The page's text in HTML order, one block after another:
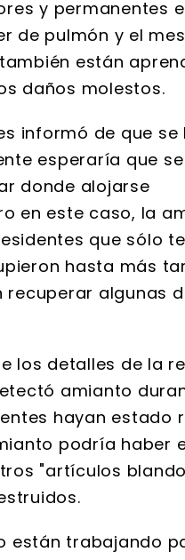
y permanentes
de pulmón y el
están
daños molestos.
informó de que se
esperaría que
donde alojarse
en este caso, la
que sólo
hasta más
algunas
los detalles de la
amianto
hayan estado
podría haber
"artículos
están trabajando